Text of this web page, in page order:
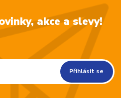
akce a slevy!
Přihlásit se